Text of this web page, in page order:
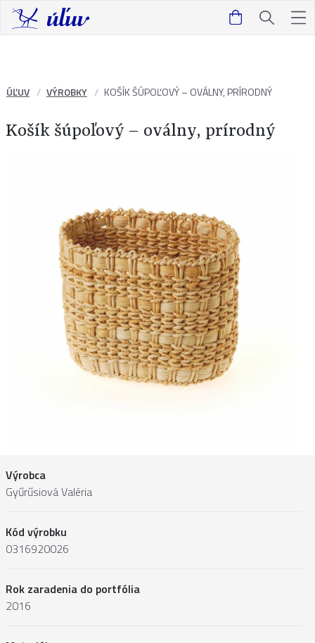
ÚĽUV VÝROBKY KOŠÍK ŠÚPOĽOVÝ – OVÁLNY, PRÍRODNÝ
Košík šúpoľový – oválny, prírodný
Výrobca
Gyűrűsiová Valéria
Kód výrobku
0316920026
Rok zaradenia do portfólia
2016